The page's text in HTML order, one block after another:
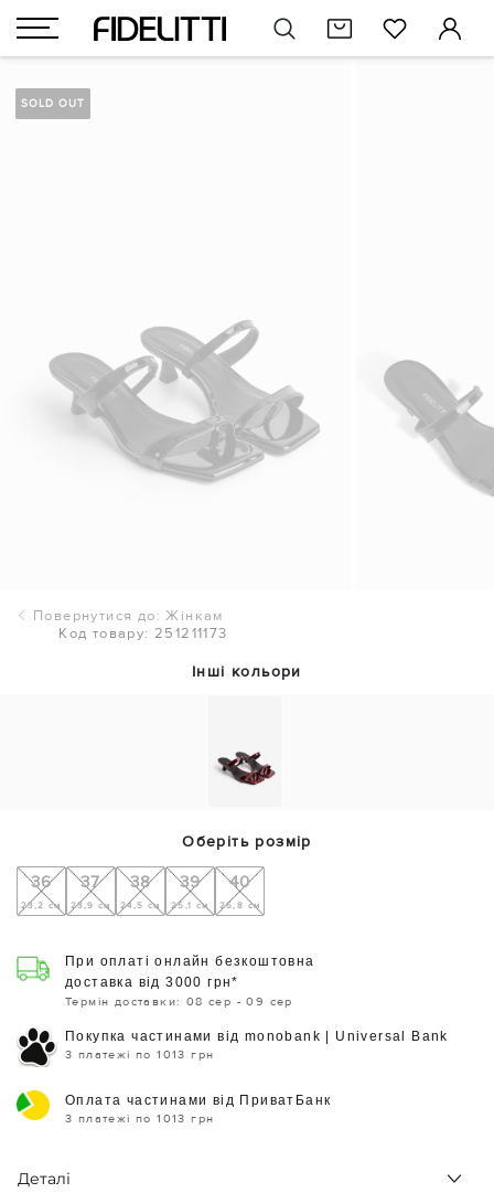
SOLD OUT
Повернутися до: Жінкам
Код товару: 251211173
Інші кольори
Оберіть розмір
36
23,2 см
37
23,9 см
38
24,5 см
39
25,1 см
40
25,8 см
При оплаті онлайн безкоштовна
доставка від 3000 грн*
Термін доставки: 08 сер - 09 сер
Покупка частинами від monobank | Universal Bank
3 платежі по 1013 грн
Оплата частинами від ПриватБанк
3 платежі по 1013 грн
Деталі